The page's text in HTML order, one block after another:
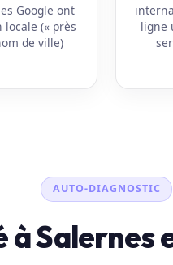
Google ont
(« près
de ville)
ligne
AUTO-DIAGNOSTIC
Salernes